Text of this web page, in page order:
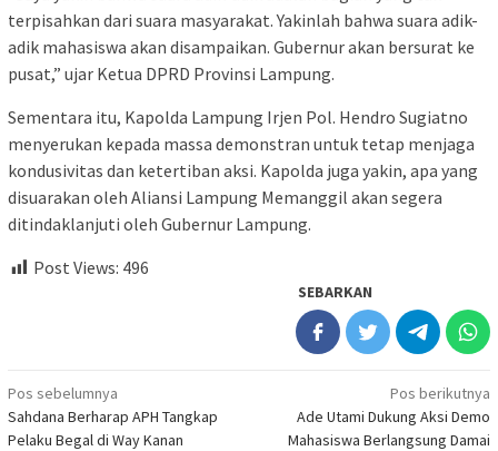
terpisahkan dari suara masyarakat. Yakinlah bahwa suara adik-
adik mahasiswa akan disampaikan. Gubernur akan bersurat ke
pusat,” ujar Ketua DPRD Provinsi Lampung.
Sementara itu, Kapolda Lampung Irjen Pol. Hendro Sugiatno
menyerukan kepada massa demonstran untuk tetap menjaga
kondusivitas dan ketertiban aksi. Kapolda juga yakin, apa yang
disuarakan oleh Aliansi Lampung Memanggil akan segera
ditindaklanjuti oleh Gubernur Lampung.
Post Views: 496
SEBARKAN
Navigasi
pos
Pos sebelumnya
Sahdana Berharap APH Tangkap
Pelaku Begal di Way Kanan
Pos berikutnya
Ade Utami Dukung Aksi Demo
Mahasiswa Berlangsung Damai